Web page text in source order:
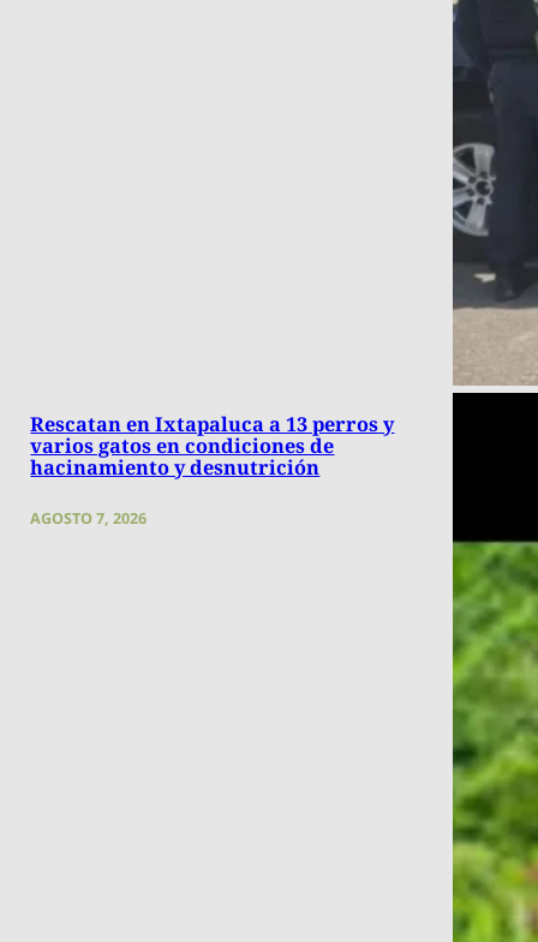
Rescatan en Ixtapaluca a 13 perros y
varios gatos en condiciones de
hacinamiento y desnutrición
AGOSTO 7, 2026